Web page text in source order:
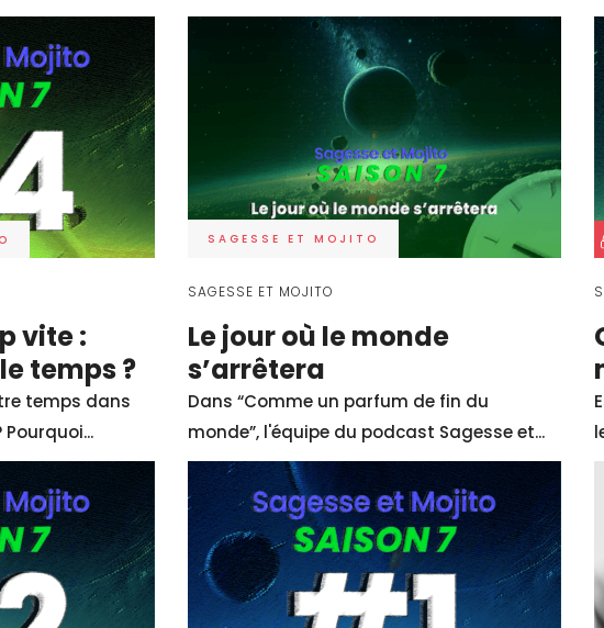
notre rapport à ce qui nous entoure et à notre vocation… Les
entre-autres, par Sagesse et Mojito, sont disponibles ici et s’adressent à
aux quatre coins de la terre. Elles réunissent des outils concrets
les jeunes actifs dans la réalisation sereine et consciente de leurs
vite :
temps ?
temps dans
SAGESSE ET MOJITO
SAGESSE ET MOJITO
Le jour où le monde
s’arrêtera
Dans “Comme un parfum de fin du
monde”, l'équipe du podcast Sagesse et...